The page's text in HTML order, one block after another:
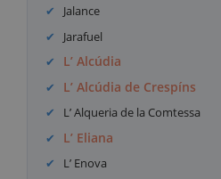
Jalance
Jarafuel
L’ Alcúdia
L’ Alcúdia de Crespíns
L’ Alqueria de la Comtessa
L’ Eliana
L’ Enova